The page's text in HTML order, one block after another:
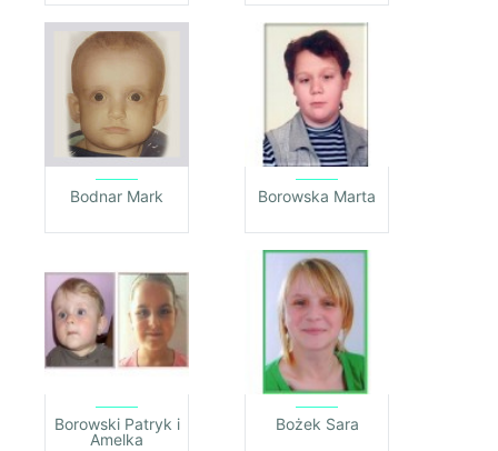
Bodnar Mark Borowska Marta
Borowski Patryk i
Amelka
Bożek Sara